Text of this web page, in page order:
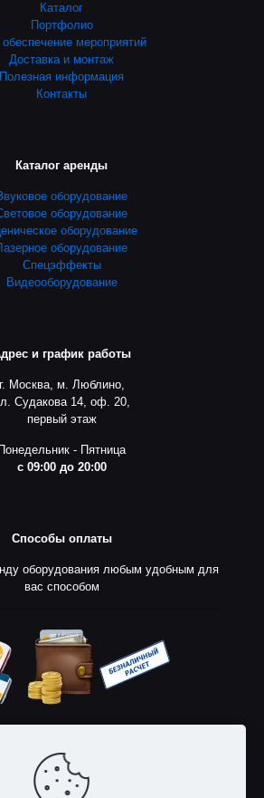
Каталог
Портфолио
мероприятий
Доставка и монтаж
Полезная информация
Контакты
Каталог аренды
оборудование
оборудование
оборудование
оборудование
Спецэффекты
Видеооборудование
и график работы
г. Москва, м. Люблино,
Судакова 14, оф. 20,
первый этаж
Понедельник - Пятница
с 09:00 до 20:00
Способы оплаты
оборудования любым удобным для
вас способом